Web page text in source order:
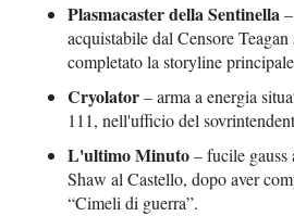
Plasmacaster della Sentinella
acquistabile dal Censore
completato la storyline
Cryolator– arma a energia
111, nell'ufficio del
L'ultimo Minuto– fucile gauss
Shaw al Castello, dopo aver
“Cimeli di guerra”.